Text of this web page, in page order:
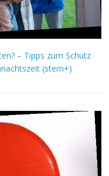
– Tipps zum Schutz
(stern+)